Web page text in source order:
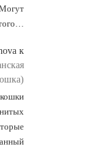
Могут
к